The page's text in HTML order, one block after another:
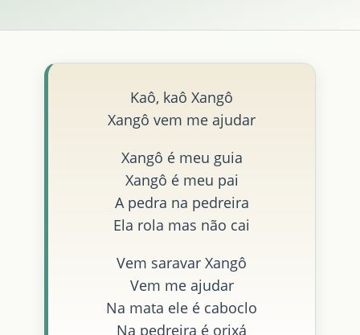
Kaô, kaô Xangô
Xangô vem me ajudar
Xangô é meu guia
Xangô é meu pai
A pedra na pedreira
Ela rola mas não cai
Vem saravar Xangô
Vem me ajudar
Na mata ele é caboclo
Na pedreira é orixá